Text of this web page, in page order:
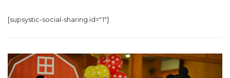
[supsystic-social-sharing id="1"]